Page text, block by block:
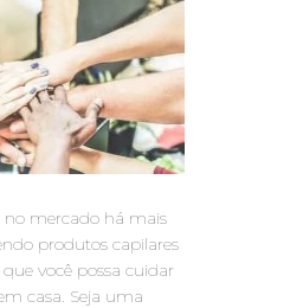
no mercado há mais
produtos capilares
você possa cuidar
casa. Seja uma